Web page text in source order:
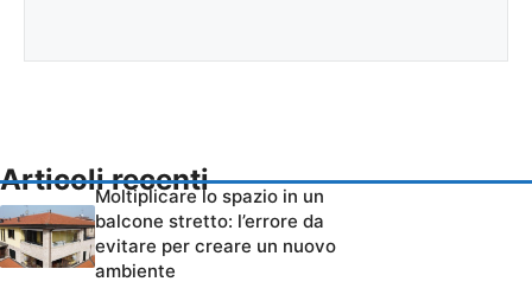
Articoli recenti
Moltiplicare lo spazio in un
balcone stretto: l’errore da
evitare per creare un nuovo
ambiente